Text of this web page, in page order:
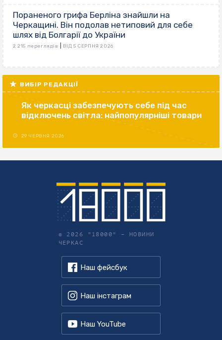
Пораненого грифа Берліна знайшли на
Черкащині. Він подолав нетиповий для себе
шлях від Болгарії до України
2 215 переглядів ВІД 5 СЕРПНЯ 2026
ВИБІР РЕДАКЦІЇ
Як черкасці забезпечують себе під час
відключень світла: найпопулярніші товари
29 ЧЕРВНЯ 2026
© 2026 "18000" – НОВИНИ
ЧЕРКАС
Наш фейсбук
Наш інстаграм
Наш YouTube